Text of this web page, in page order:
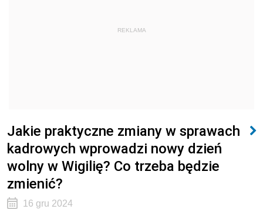
REKLAMA
Jakie praktyczne zmiany w sprawach
kadrowych wprowadzi nowy dzień
wolny w Wigilię? Co trzeba będzie
zmienić?
16 gru 2024